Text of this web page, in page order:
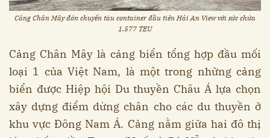
Cảng Chân Mây đón chuyến tàu container đầu tiên Hải An View với sức chứa
1.577 TEU
Cảng Chân Mây là cảng biển tổng hợp đầu mối
loại 1 của Việt Nam, là một trong những cảng
biển được Hiệp hội Du thuyền Châu Á lựa chọn
xây dựng điểm dừng chân cho các du thuyền ở
khu vực Đông Nam Á. Cảng nằm giữa hai đô thị